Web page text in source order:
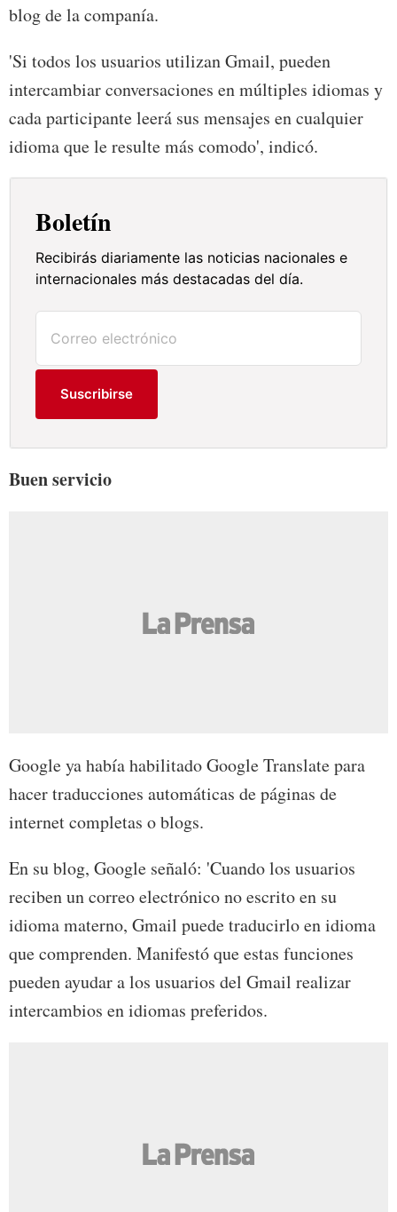
blog de la companía.
'Si todos los usuarios utilizan Gmail, pueden
intercambiar conversaciones en múltiples idiomas y
cada participante leerá sus mensajes en cualquier
idioma que le resulte más comodo', indicó.
Boletín
Recibirás diariamente las noticias nacionales e
internacionales más destacadas del día.
Suscribirse
Buen servicio
Google ya había habilitado Google Translate para
hacer traducciones automáticas de páginas de
internet completas o blogs.
En su blog, Google señaló: 'Cuando los usuarios
reciben un correo electrónico no escrito en su
idioma materno, Gmail puede traducirlo en idioma
que comprenden. Manifestó que estas funciones
pueden ayudar a los usuarios del Gmail realizar
intercambios en idiomas preferidos.